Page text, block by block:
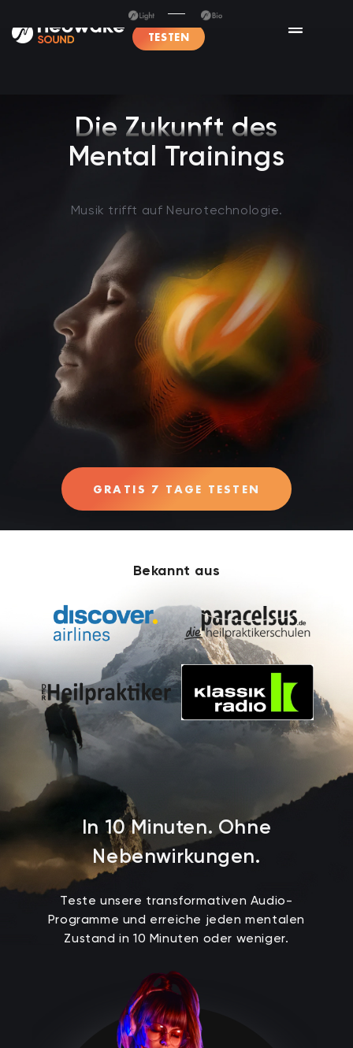
TESTEN
Die Zukunft des
Mental Trainings
Musik trifft auf Neurotechnologie.
GRATIS 7 TAGE TESTEN
Bekannt aus
In 10 Minuten. Ohne
Nebenwirkungen.
Teste unsere transformativen Audio-
Programme und erreiche jeden mentalen
Zustand in 10 Minuten oder weniger.